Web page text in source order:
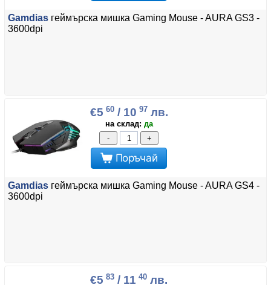
Gamdias геймърска мишка Gaming Mouse - AURA GS3 -
3600dpi
€5 60/ 10 97 лв.
на склад: да
-
+
Поръчай
Gamdias геймърска мишка Gaming Mouse - AURA GS4 -
3600dpi
€5 83 / 11 40 лв.